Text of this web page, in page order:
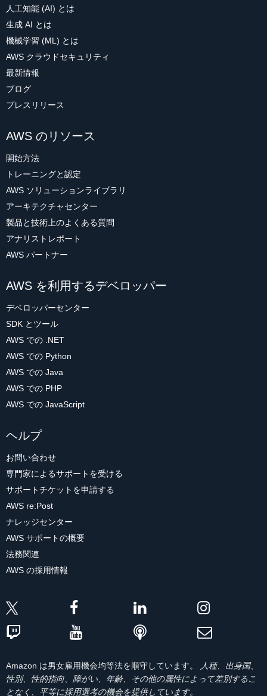
人工知能 (AI) とは
生成 AI とは
機械学習 (ML) とは
AWS クラウドセキュリティ
最新情報
ブログ
プレスリリース
AWS のリソース
開始方法
トレーニングと認定
AWS ソリューションライブラリ
アーキテクチャセンター
製品と技術上のよくある質問
アナリストレポート
AWS パートナー
AWS を利用するデベロッパー
デベロッパーセンター
SDK とツール
AWS での .NET
AWS での Python
AWS での Java
AWS での PHP
AWS での JavaScript
ヘルプ
お問い合わせ
専門家によるサポートを受ける
サポートチケットを申請する
AWS re:Post
ナレッジセンター
AWS サポートの概要
法務関連
AWS の採用情報
Amazon は男女雇用機会均等法を順守しています。
人種、出身国、
性別、性的指向、障がい、年齢、その他の属性によって差別するこ
となく、平等に採用選考の機会を提供しています。